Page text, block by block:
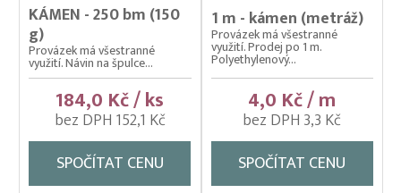
KÁMEN - 250 bm (150
g)
Provázek má všestranné
využití. Návin na špulce...
184,0 Kč / ks
bez DPH 152,1 Kč
SPOČÍTAT CENU
1 m - kámen (metráž)
Provázek má všestranné
využití. Prodej po 1 m.
Polyethylenový...
4,0 Kč / m
bez DPH 3,3 Kč
SPOČÍTAT CENU